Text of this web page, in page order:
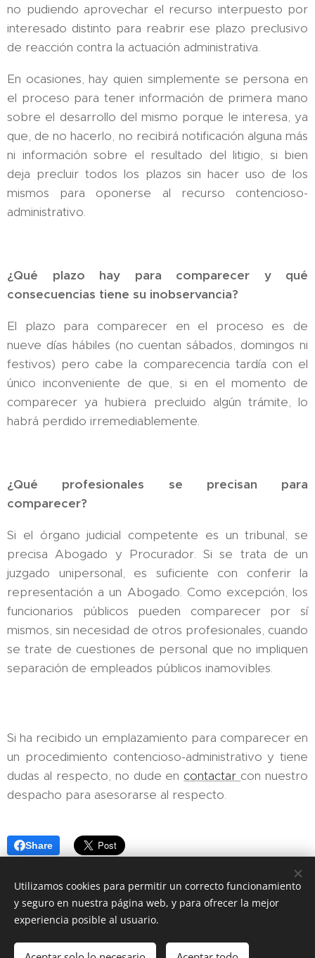
no pudiendo aprovechar el recurso interpuesto por
interesado distinto para reabrir ese plazo preclusivo
de reacción contra la actuación administrativa.
En ocasiones, hay quien simplemente se persona en
el proceso para tener información de primera mano
sobre el desarrollo del mismo porque le interesa, ya
que, de no hacerlo, no recibirá notificación alguna más
ni información sobre el resultado del litigio, si bien
deja precluir todos los plazos sin hacer uso de los
mismos para oponerse al recurso contencioso-
administrativo.
¿Qué plazo hay para comparecer y qué
consecuencias tiene su inobservancia?
El plazo para comparecer en el proceso es de
nueve días hábiles (no cuentan sábados, domingos ni
festivos) pero cabe la comparecencia tardía con el
único inconveniente de que, si en el momento de
comparecer ya hubiera precluido algún trámite, lo
habrá perdido irremediablemente.
¿Qué profesionales se precisan para
comparecer?
Si el órgano judicial competente es un tribunal, se
precisa Abogado y Procurador. Si se trata de un
juzgado unipersonal, es suficiente con conferir la
representación a un Abogado. Como excepción, los
funcionarios públicos pueden comparecer por sí
mismos, sin necesidad de otros profesionales, cuando
se trate de cuestiones de personal que no impliquen
separación de empleados públicos inamovibles.
Si ha recibido un emplazamiento para comparecer en
un procedimiento contencioso-administrativo y tiene
dudas al respecto, no dude encontactar con nuestro
despacho para asesorarse al respecto.
Share
Bufete Alonso Martínez, Avenida de Finisterre 25, 6ºD, esc. izq,
Utilizamos cookies para permitir un correcto funcionamiento
y seguro en nuestra página web, y para ofrecer la mejor
experiencia posible al usuario.